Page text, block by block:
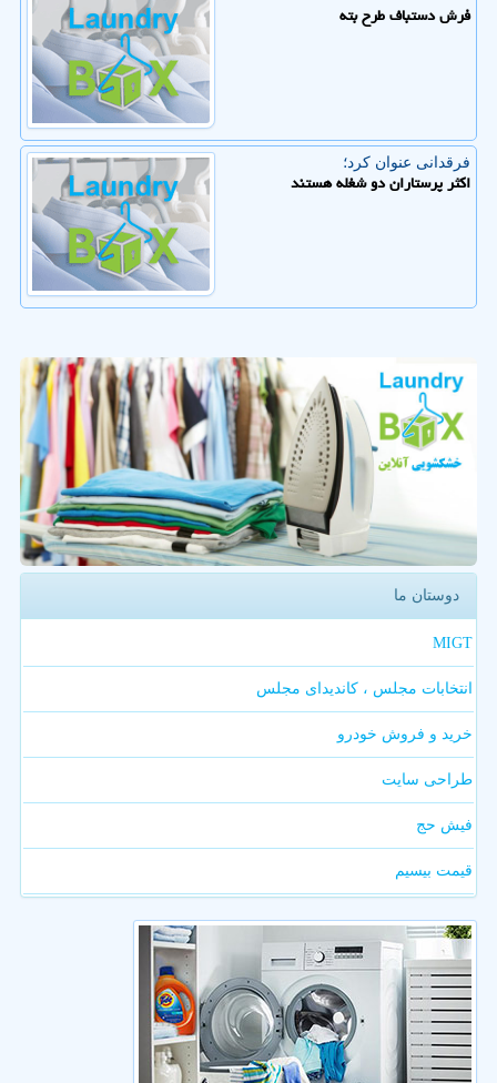
فرش دستباف طرح بته
فرقدانی عنوان كرد؛
اکثر پرستاران دو شغله هستند
دوستان ما
MIGT
انتخابات مجلس ، کاندیدای مجلس
خرید و فروش خودرو
طراحی سایت
فیش حج
قیمت بیسیم